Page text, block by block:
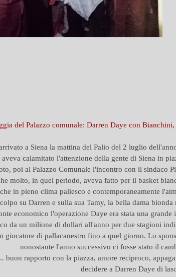
del Palazzo comunale: Darren Daye con
a Siena la mattina del Palio del 2 luglio
aveva calamitato l'attenzione della gente di Siena in
poi al Palazzo Comunale l'incontro con il sindaco
molto, in quel periodo, aveva fatto per il basket
in pieno clima paliesco e contemporaneamente
su Darren e sulla sua Tamy, la bella dama
economico l'operazione Daye era stata una
da un milione di dollari all'anno per due stagioni
giocatore di pallacanestro fino a quel giorno. Lo
nonostante l'anno successivo ci fosse stato il
buon rapporto con la piazza, amore reciproco,
decidere a Darren Daye di